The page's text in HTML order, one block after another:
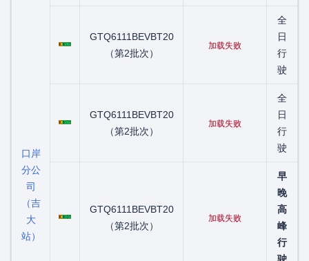
口岸
分公
司
（吉
大
站）
粤C01512D
GTQ6111BEVBT20
（第2批次）
加载失败
全
日
行
驶
粤C01577D
GTQ6111BEVBT20
（第2批次）
加载失败
全
日
行
驶
粤C01657D
GTQ6111BEVBT20
（第2批次）
加载失败
早
晚
高
峰
行
驶